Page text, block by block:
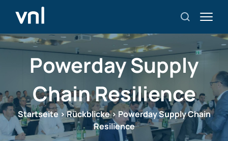
Powerday Supply
Chain Resilience
Startseite >Rückblicke>Powerday Supply Chain
Resilience